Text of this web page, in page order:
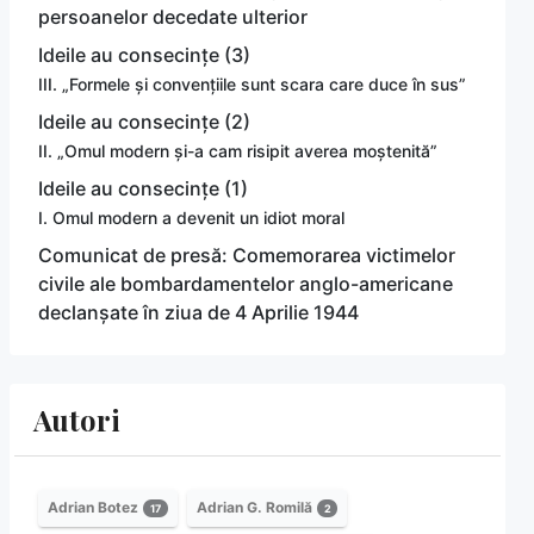
persoanelor decedate ulterior
Ideile au consecințe (3)
III. „Formele și convențiile sunt scara care duce în sus”
Ideile au consecințe (2)
II. „Omul modern și-a cam risipit averea moștenită”
Ideile au consecințe (1)
I. Omul modern a devenit un idiot moral
Comunicat de presă: Comemorarea victimelor
civile ale bombardamentelor anglo-americane
declanșate în ziua de 4 Aprilie 1944
Autori
Adrian Botez 17 Adrian G. Romilă 2